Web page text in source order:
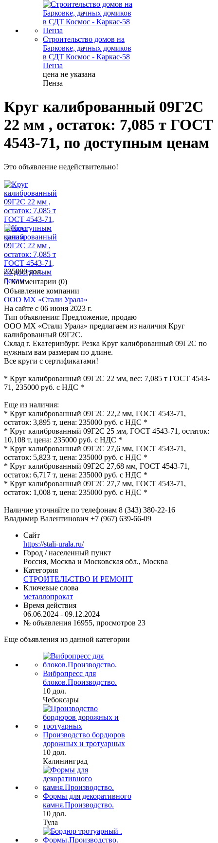
Строительство домов на
Барковке, дачных домиков
в СДТ Космос - Каркас-58
Пенза
цена не указана
Пенза
Круг калиброванный 09Г2С
22 мм , остаток: 7,085 т ГОСТ
4543-71, по доступным ценам
Это объявление недействительно!
235000 дол.
Комментарии (0)
Объявление компании
ООО МХ «Стали Урала»
На сайте с 06 июня 2023 г.
Тип объявления: Предложение, продаю
ООО МХ «Стали Урала» предлагаем из наличия Круг
калиброванный 09Г2С.
Склад г. Екатеринбург. Резка Круг калиброванный 09Г2С по
нужным вам размерам по длине.
Все круги с сертификатами!
* Круг калиброванный 09Г2С 22 мм, вес: 7,085 т ГОСТ 4543-
71, 235000 руб. с НДС *
Еще из наличия:
* Круг калиброванный 09Г2С 22,2 мм, ГОСТ 4543-71,
остаток: 3,895 т, цена: 235000 руб. с НДС *
* Круг калиброванный 09Г2С 25 мм, ГОСТ 4543-71, остаток:
10,108 т, цена: 235000 руб. с НДС *
* Круг калиброванный 09Г2С 27,6 мм, ГОСТ 4543-71,
остаток: 5,823 т, цена: 235000 руб. с НДС *
* Круг калиброванный 09Г2С 27,68 мм, ГОСТ 4543-71,
остаток: 6,717 т, цена: 235000 руб. с НДС *
* Круг калиброванный 09Г2С 27,7 мм, ГОСТ 4543-71,
остаток: 1,008 т, цена: 235000 руб. с НДС *
Наличие уточняйте по телефонам 8 (343) 380-22-16
Владимир Валентинович +7 (967) 639-66-09
Сайт
https://stali-urala.ru/
Город / населенный пункт
Россия, Москва и Московская обл., Москва
Категория
СТРОИТЕЛЬСТВО И РЕМОНТ
Ключевые слова
металлопрокат
Время действия
06.06.2024 - 09.12.2024
№ объявления 16955, просмотров 23
Еще объявления из данной категории
Вибропресс для
блоков.Производство.
10 дол.
Чебоксары
Производство бордюров
дорожных и тротуарных
10 дол.
Калининград
Формы для декоративного
камня.Производство.
10 дол.
Тула